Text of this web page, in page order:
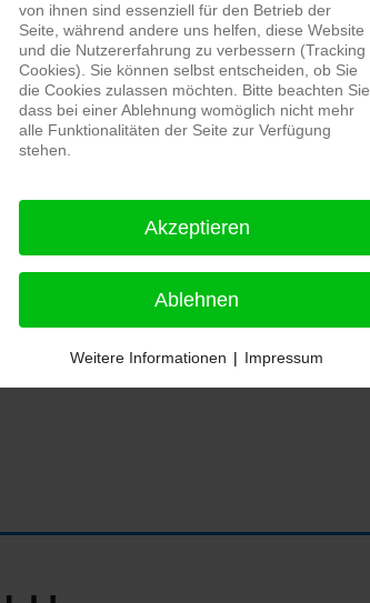
von ihnen sind essenziell für den Betrieb der
Seite, während andere uns helfen, diese Website
und die Nutzererfahrung zu verbessern (Tracking
Cookies). Sie können selbst entscheiden, ob Sie
die Cookies zulassen möchten. Bitte beachten Sie,
dass bei einer Ablehnung womöglich nicht mehr
alle Funktionalitäten der Seite zur Verfügung
stehen.
Akzeptieren
Ablehnen
Weitere Informationen | Impressum